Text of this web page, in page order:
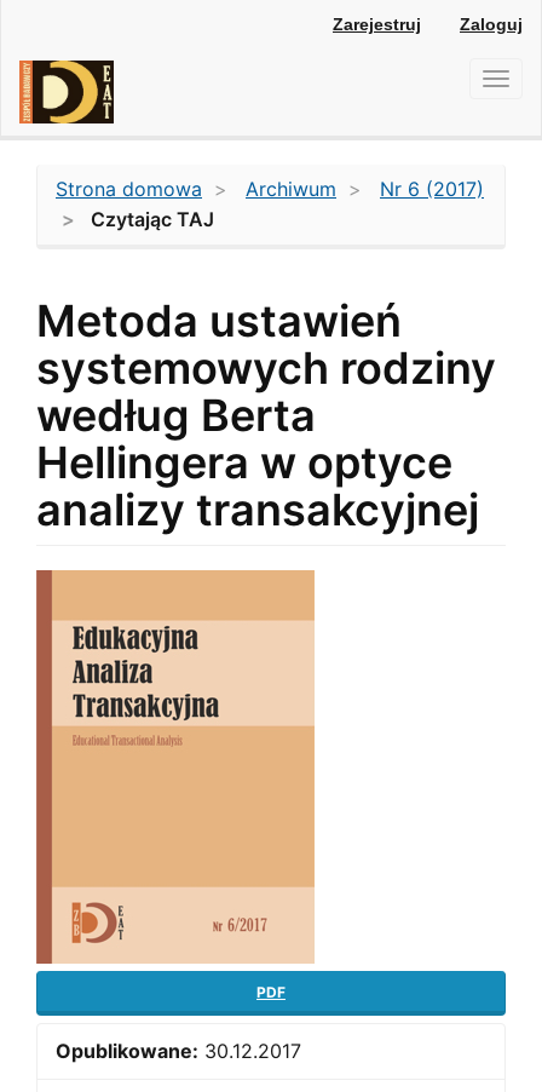
Main
Content
Sidebar
Zarejestruj Zaloguj
Strona domowa Archiwum
Nr 6 (2017)
Czytając TAJ
Metoda ustawień
systemowych rodziny
według Berta
Hellingera w optyce
analizy transakcyjnej
Sidebar
PDF
Opublikowane: 30.12.2017